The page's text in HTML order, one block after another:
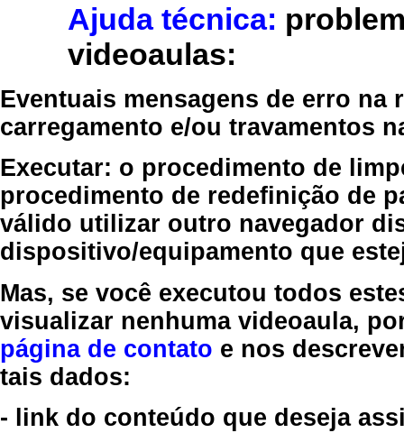
Ajuda técnica:
videoaulas:
Eventuais mensagens de erro
carregamento e/ou travamentos
Executar: o procedimento de
procedimento de redefinição de
válido utilizar outro navegador
dispositivo/equipamento que
Mas, se você executou todos
visualizar nenhuma videoaula,
página de contato e nos
tais dados:
- link do conteúdo que deseja